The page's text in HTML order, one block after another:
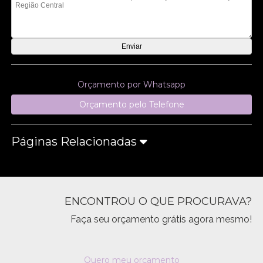
Orçamento por Whatsapp
Orçamento pelo Telefone
Páginas Relacionadas
ENCONTROU O QUE PROCURAVA?
Faça seu orçamento grátis agora mesmo!
Quero meu orçamento